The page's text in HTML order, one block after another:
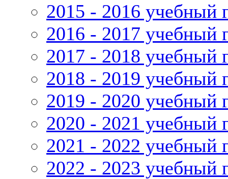
2015 - 2016 учебный
2016 - 2017 учебный
2017 - 2018 учебный
2018 - 2019 учебный
2019 - 2020 учебный
2020 - 2021 учебный
2021 - 2022 учебный
2022 - 2023 учебный